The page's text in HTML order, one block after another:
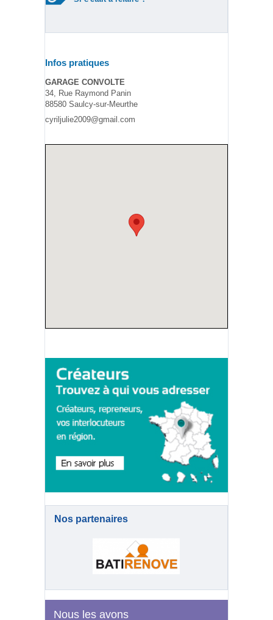
Infos pratiques
GARAGE CONVOLTE
34, Rue Raymond Panin
88580 Saulcy-sur-Meurthe
cyriljulie2009@gmail.com
Nos partenaires
Nous les avons